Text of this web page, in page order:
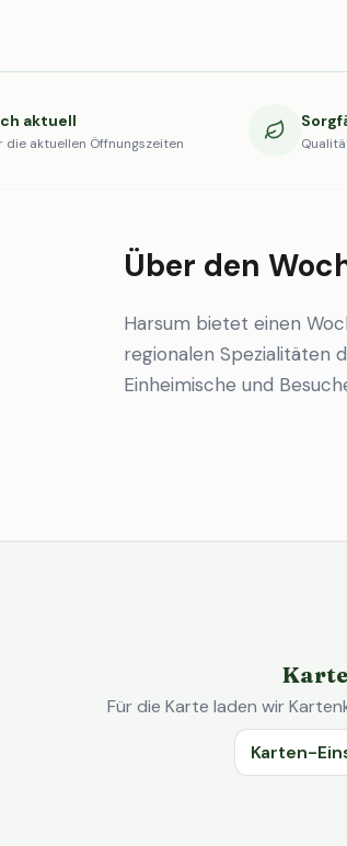
aktuell
die aktuellen Öffnungszeiten
Über den
Harsum bietet einen
regionalen Spezialitäten
Einheimische und
Für die Karte laden wir
Karten-